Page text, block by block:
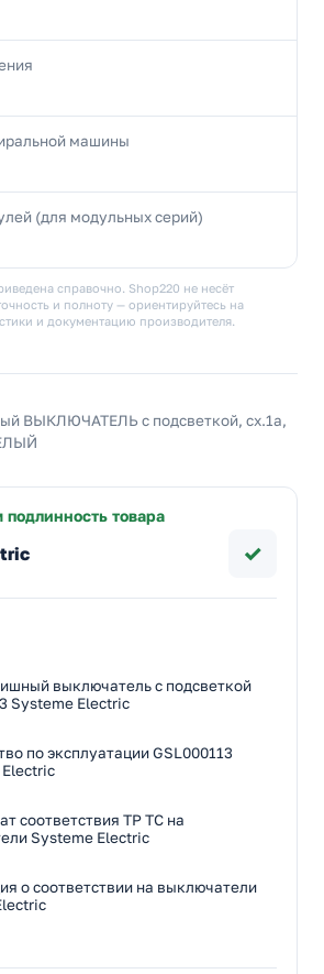
машины
(для модульных серий)
справочно. Shop220 не несёт
и полноту — ориентируйтесь на
и документацию производителя.
ВЫКЛЮЧАТЕЛЬ с подсветкой, сх.1а,
подлинность товара
✓
выключатель с подсветкой
Systeme Electric
по эксплуатации GSL000113
соответствия ТР ТС на
Systeme Electric
о соответствии на выключатели